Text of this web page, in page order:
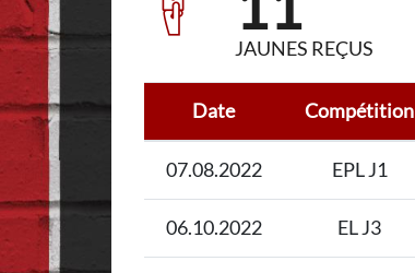
JAUNES REÇUS
Date Compétition
07.08.2022 EPL J1
06.10.2022 EL J3